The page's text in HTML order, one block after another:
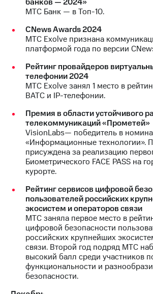
МТС Банк — в Топ-10.
CNews Awards 2024
МТС Exolve признана
платформой года по версии
Рейтинг провайдеров
телефонии 2024
МТС Exolve занял 1 место в
ВАТС и IP-телефонии.
Премия в области устойчивого
телекоммуникаций «Прометей»
VisionLabs— победитель в
«Информационные технологии».
присуждена за реализацию
Биометрического FACE PASS на
курорте.
Рейтинг сервисов цифровой
пользователей российских
экосистем и операторов связи
МТС заняла первое место в
цифровой безопасности
российских крупнейших
связи. Второй год подряд МТС
высокий балл среди участников
функциональности и
безопасности.